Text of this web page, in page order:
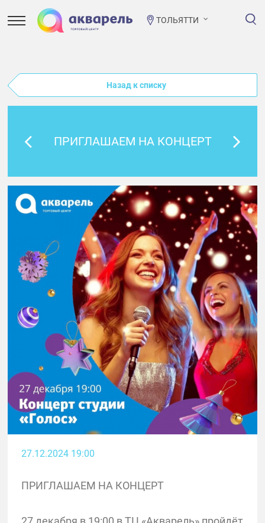
ТОЛЬЯТТИ
Назад к списку
ПРИГЛАШАЕМ НА КОНЦЕРТ
27.12.2024 19:00
ПРИГЛАШАЕМ НА КОНЦЕРТ